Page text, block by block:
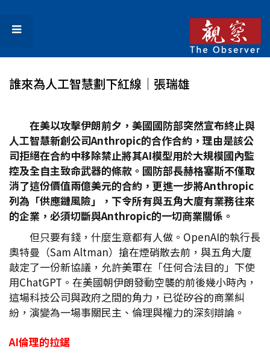
誰來為人工智慧劃下紅線│張瑞雄
在美以攻擊伊朗前夕，美國國防部突然宣布終止與
人工智慧新創公司Anthropic的合作合約，理由是該公
司拒絕在合約中移除禁止將其AI模型用於大規模國內監
控及全自主致命武器的條款。國防部長赫格塞斯不僅取
消了這份價值兩億美元的合約，更進一步將Anthropic
列為「供應鏈風險」，下令所有與五角大廈有業務往來
的企業，必須切斷與Anthropic的一切商業關係。
但只要有錢，什麼生意都有人做。OpenAI的執行長
奧特曼（Sam Altman）搶在煙硝散去前，與五角大廈
敲定了一份新協議，允許美軍在「任何合法目的」下使
用ChatGPT。在美國朝伊朗發動空襲的前後幾小時內，
這場科技公司與政府之間的角力，已從矽谷的商業糾
紛，演變為一場事關民主、倫理與權力的深刻辯論。
AI倫理的拉鋸